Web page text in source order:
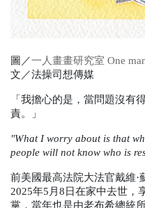
圖／一人畫畫研究室 One
文／法操司想傳媒
「我擔心的是，當問題沒有
責。」
"What I worry about is that
people will not know who is
前美國最高法院大法官戴維·
2025年5月 8 日在家中去世，
黨，當年也是由老布希總統